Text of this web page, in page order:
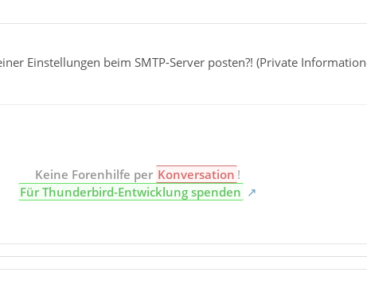
Einstellungen beim SMTP-Server posten?! (Private
Keine Forenhilfe per Konversation !
Für Thunderbird-Entwicklung spenden